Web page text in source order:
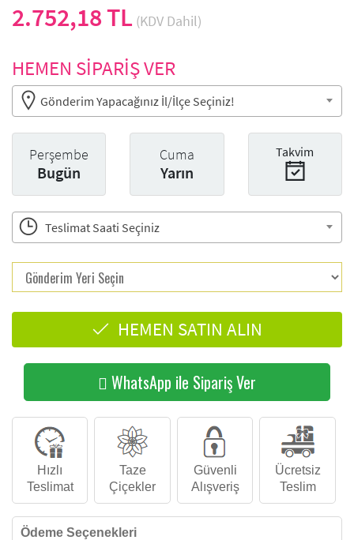
2.752,18 TL (KDV Dahil)
HEMEN SİPARİŞ VER
Gönderim Yapacağınız İl/İlçe Seçiniz!
Perşembe
Bugün
Cuma
Yarın
Takvim
Teslimat Saati Seçiniz
HEMEN SATIN ALIN
WhatsApp ile Sipariş Ver
Hızlı
Teslimat
Taze
Çiçekler
Güvenli
Alışveriş
Ücretsiz
Teslim
Ödeme Seçenekleri